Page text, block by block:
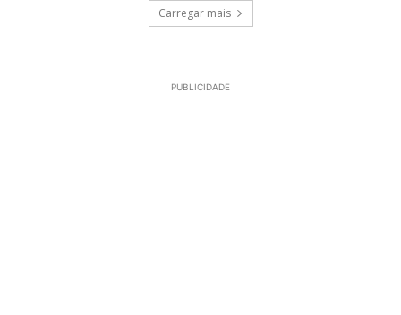
Carregar mais
PUBLICIDADE